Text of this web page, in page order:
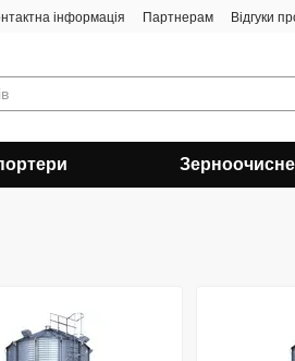
інформація Партнерам Відгуки